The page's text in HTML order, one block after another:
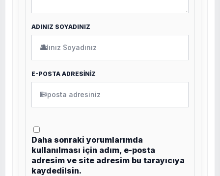
ADINIZ SOYADINIZ
👤
E-POSTA ADRESİNİZ
✉
Daha sonraki yorumlarımda
kullanılması için adım, e-posta
adresim ve site adresim bu tarayıcıya
kaydedilsin.